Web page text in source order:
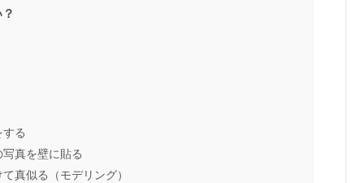
る
真を壁に貼る
真似る（モデリング）